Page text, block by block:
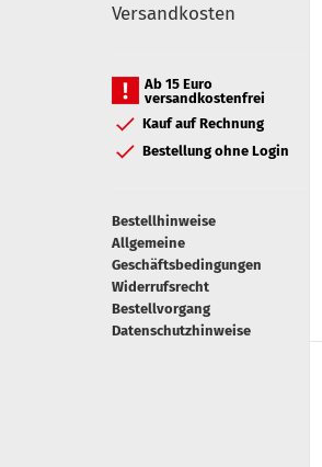
Versandkosten
Ab 15 Euro
versandkostenfrei
Kauf auf Rechnung
Bestellung ohne Login
Bestellhinweise
Allgemeine
Geschäftsbedingungen
Widerrufsrecht
Bestellvorgang
Datenschutzhinweise